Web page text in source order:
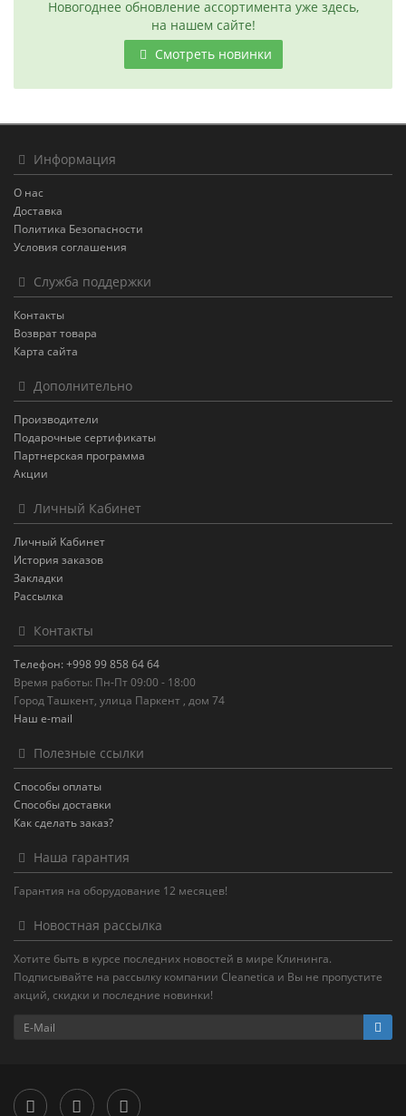
Новогоднее обновление ассортимента уже здесь,
на нашем сайте!
Смотреть новинки
Информация
О нас
Доставка
Политика Безопасности
Условия соглашения
Служба поддержки
Контакты
Возврат товара
Карта сайта
Дополнительно
Производители
Подарочные сертификаты
Партнерская программа
Акции
Личный Кабинет
Личный Кабинет
История заказов
Закладки
Рассылка
Контакты
Телефон: +998 99 858 64 64
Время работы: Пн-Пт 09:00 - 18:00
Город Ташкент, улица Паркент , дом 74
Наш e-mail
Полезные ссылки
Способы оплаты
Способы доставки
Как сделать заказ?
Наша гарантия
Гарантия на оборудование 12 месяцев!
Новостная рассылка
Хотите быть в курсе последних новостей в мире Клининга.
Подписывайте на рассылку компании Cleanetica и Вы не пропустите
акций, скидки и последние новинки!